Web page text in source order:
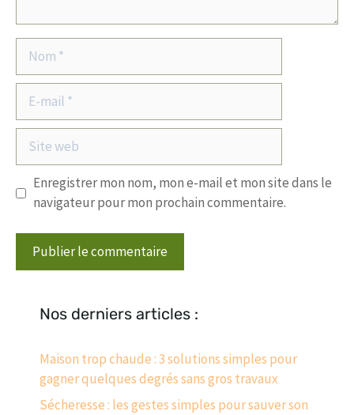
mail
Site
web
Enregistrer mon nom, mon e-mail et mon site dans le
navigateur pour mon prochain commentaire.
Nos derniers articles :
Maison trop chaude : 3 solutions simples pour
gagner quelques degrés sans gros travaux
Sécheresse : les gestes simples pour sauver son